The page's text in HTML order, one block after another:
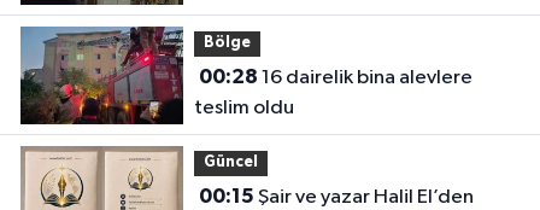
Bölge
00:28
teslim oldu
Güncel
00:15